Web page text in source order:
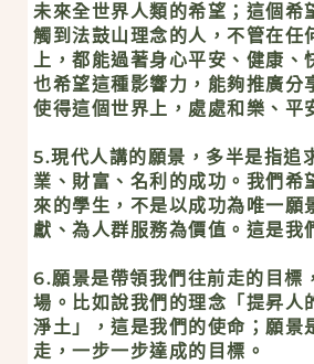
未來全世界人類的希望；這個希
觸到法鼓山理念的人，不管在任
上，都能過著身心平安、健康、
也希望這種影響力，能夠推廣分
使得這個世界上，處處和樂、平
5.現代人講的願景，多半是指追
業、財富、名利的成功。我們希
來的學生，不是以成功為唯一願
獻、為人群服務為價值。這是我
6.願景是帶領我們往前走的目標
場。比如說我們的理念「提昇人
淨土」，這是我們的使命；願景
走，一步一步達成的目標。